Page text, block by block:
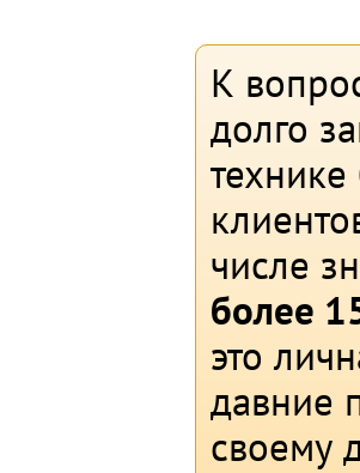
К
долго
числе
более
это
давние
своему